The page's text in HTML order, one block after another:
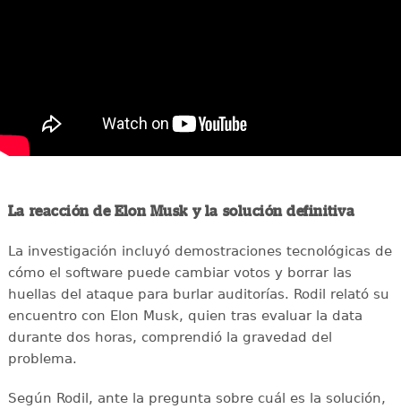
La reacción de Elon Musk y la solución definitiva
La investigación incluyó demostraciones tecnológicas de
cómo el software puede cambiar votos y borrar las
huellas del ataque para burlar auditorías. Rodil relató su
encuentro con Elon Musk, quien tras evaluar la data
durante dos horas, comprendió la gravedad del
problema.
Según Rodil, ante la pregunta sobre cuál es la solución,